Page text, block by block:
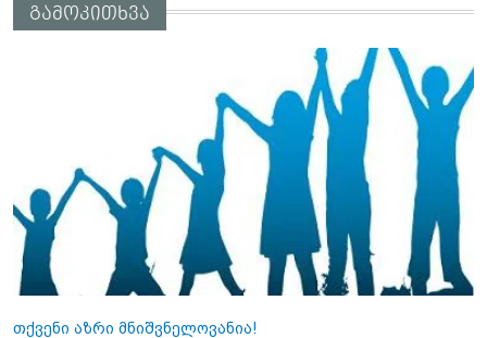
გამოკითხვა
თქვენი აზრი მნიშვნელოვანია!